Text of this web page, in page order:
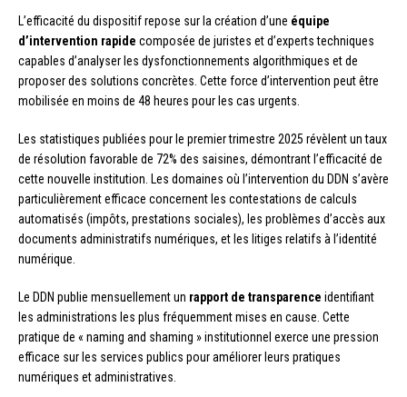
L’efficacité du dispositif repose sur la création d’une équipe
d’intervention rapide composée de juristes et d’experts techniques
capables d’analyser les dysfonctionnements algorithmiques et de
proposer des solutions concrètes. Cette force d’intervention peut être
mobilisée en moins de 48 heures pour les cas urgents.
Les statistiques publiées pour le premier trimestre 2025 révèlent un taux
de résolution favorable de 72% des saisines, démontrant l’efficacité de
cette nouvelle institution. Les domaines où l’intervention du DDN s’avère
particulièrement efficace concernent les contestations de calculs
automatisés (impôts, prestations sociales), les problèmes d’accès aux
documents administratifs numériques, et les litiges relatifs à l’identité
numérique.
Le DDN publie mensuellement un rapport de transparence identifiant
les administrations les plus fréquemment mises en cause. Cette
pratique de « naming and shaming » institutionnel exerce une pression
efficace sur les services publics pour améliorer leurs pratiques
numériques et administratives.